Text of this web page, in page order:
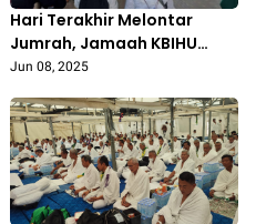
Hari Terakhir Melontar
Jumrah, Jamaah KBIHU
Madani Bojonegoro Tetap
Jun 08, 2025